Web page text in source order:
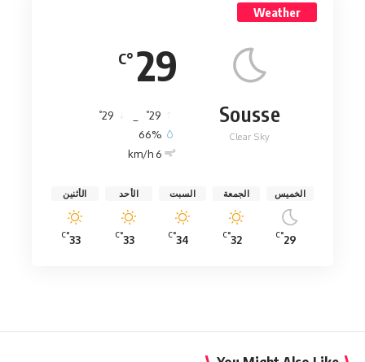
Weather
29
°C
Sousse
Clear Sky
29
°
29
°
66%
6 km/h
الخميس
29
°C
الجمعة
32
°C
السبت
34
°C
الأحد
33
°C
الأثنين
33
°C